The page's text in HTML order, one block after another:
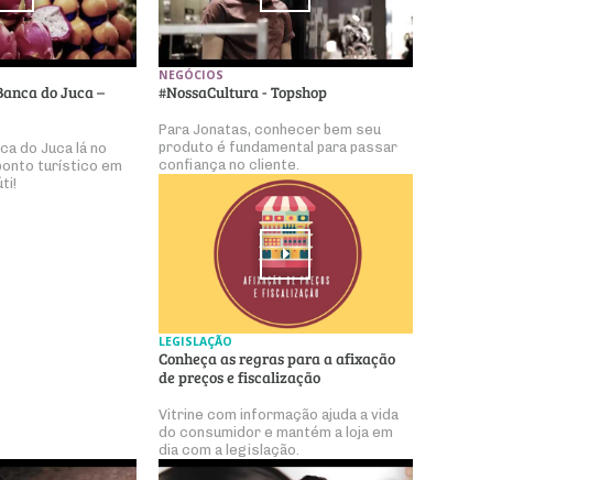
do Juca –
do Juca lá no
turístico em
NEGÓCIOS
#NossaCultura - Topshop
Para Jonatas, conhecer bem seu
produto é fundamental para passar
confiança no cliente.
LEGISLAÇÃO
Conheça as regras para a afixação
de preços e fiscalização
Vitrine com informação ajuda a vida
do consumidor e mantém a loja em
dia com a legislação.